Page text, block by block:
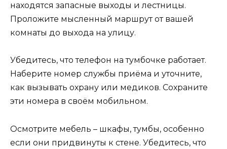
находятся запасные выходы и лестницы.
Проложите мысленный маршрут от вашей
комнаты до выхода на улицу.
Убедитесь, что телефон на тумбочке работает.
Наберите номер службы приёма и уточните,
как вызывать охрану или медиков. Сохраните
эти номера в своём мобильном.
Осмотрите мебель – шкафы, тумбы, особенно
если они придвинуты к стене. Убедитесь, что